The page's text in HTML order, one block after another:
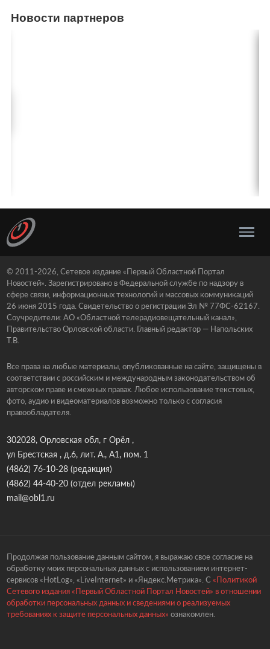
Новости партнеров
© 2011-2026, Сетевое издание «Первый Областной Портал
Новостей». Зарегистрировано в Федеральной службе по надзору в
сфере связи, информационных технологий и массовых коммуникаций
26 июня 2015 года. Свидетельство о регистрации Эл № 77ФС-62167.
Соучредители: АО «Областной телерадиовещательный канал»,
Правительство Орловской области. Главный редактор — Напольских
Т.В.
Все права на любые материалы, опубликованные на сайте, защищены в
соответствии с российским и международным законодательством об
авторском праве и смежных правах. Любое использование текстовых,
фото, аудио и видеоматериалов возможно только с согласия
правообладателя.
302028, Орловская обл, г Орёл ,
ул Брестская , д.6, лит. А., А1, пом. 1
(4862) 76-10-28(редакция)
(4862) 44-40-20(отдел рекламы)
mail@obl1.ru
Продолжая пользование данным сайтом, я выражаю свое согласие на
обработку моих персональных данных с использованием интернет-
сервисов «HotLog», «LiveInternet» и «Яндекс.Метрика». С «Политикой
Сетевого издания «Первый Областной Портал Новостей» в отношении
обработки персональных данных и сведениями о реализуемых
требованиях к защите персональных данных» ознакомлен.